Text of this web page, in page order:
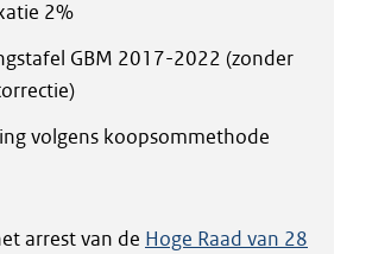
2%
GBM 2017-2022 (zonder
volgens koopsommethode
arrest van de Hoge Raad van 28